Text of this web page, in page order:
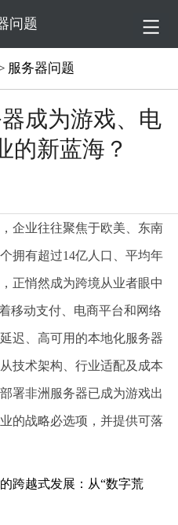
问题
服务器问题
成为游戏、电
的新蓝海？
企业往往聚焦于欧美、东南
拥有超过14亿人口、平均年
正悄然成为跨境从业者眼中
移动支付、电商平台和网络
迟、高可用的本地化服务器
技术架构、行业适配及成本
署非洲服务器已成为游戏出
的战略必选项，并提供可落
跨越式发展：从“数字荒